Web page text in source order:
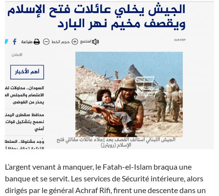
L’argent venant à manquer, le Fatah-el-Islam braqua une
banque et se servit. Les services de Sécurité intérieure, alors
dirigés par le général Achraf Rifi, firent une descente dans un